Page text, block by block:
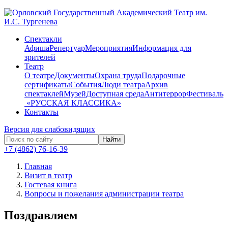
Спектакли
АфишаРепертуарМероприятияИнформация для
зрителей
Театр
О театреДокументыОхрана трудаПодарочные
сертификатыСобытияЛюди театраАрхив
спектаклейМузейДоступная средаАнтитеррорФестиваль
​ «РУССКАЯ КЛАССИКА»
Контакты
Версия для слабовидящих
Найти
+7 (4862) 76-16-39
Главная
Визит в театр
Гостевая книга
Вопросы и пожелания администрации театра
Поздравляем